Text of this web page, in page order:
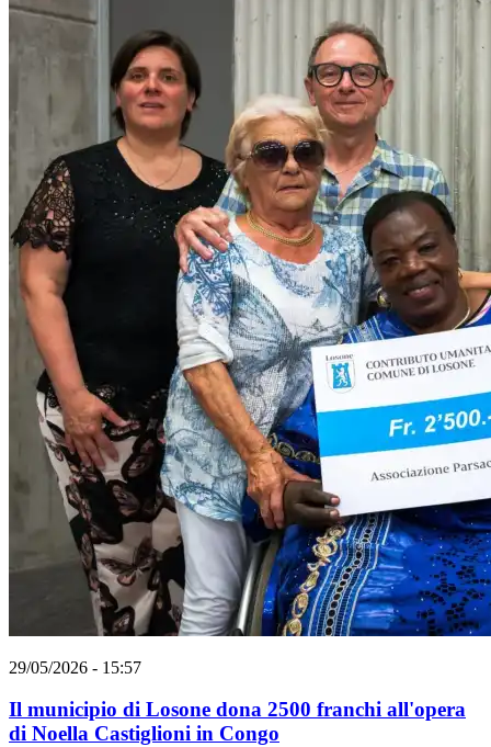
29/05/2026 - 15:57
Il municipio di Losone dona 2500 franchi all'opera
di Noella Castiglioni in Congo